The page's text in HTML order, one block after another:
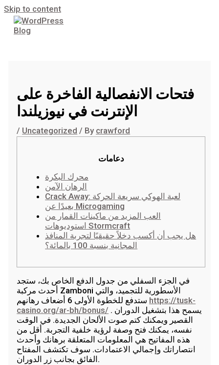
Skip to content
فتحات الانفصالية الفاخرة على
الإنترنت في نيوزيلندا
/ Uncategorized / By crawford
دعامات
محرك البكرة
الرهان الآمن
Crack Away: لعبة الهوكي سريعة الحركة
بعيدًا عن Microgaming
العب المزيد من ماكينات القمار من
استوديوهات Stormcraft
هل يجب أن أكسب دخلاً حقيقيًا لتجربة المنافذ
المجانية بنسبة 100 بالمائة؟
في الجزء السفلي من جدول الدفع الخاص بك، ستجد
أحدث مركبة Zamboni الأسطورية للتجميد، والتي
https://tusk-
casino.org/ar-bh/bonus/ . يسمح هذا بتشغيل الدوران
القصير ويمكنك كتم صوت الألحان الجديدة. في الوقت
نفسه، يمكنك فتح وصفة لرؤية خلفية التجربة. أقل من
هذه المفاتيح هي المعلومات المتعلقة برهانك وأحدث
انتصاراتك وإجمالي الاعتمادات. سوف تكتشف المفتاح
الفائق بجانب زر الدوران.